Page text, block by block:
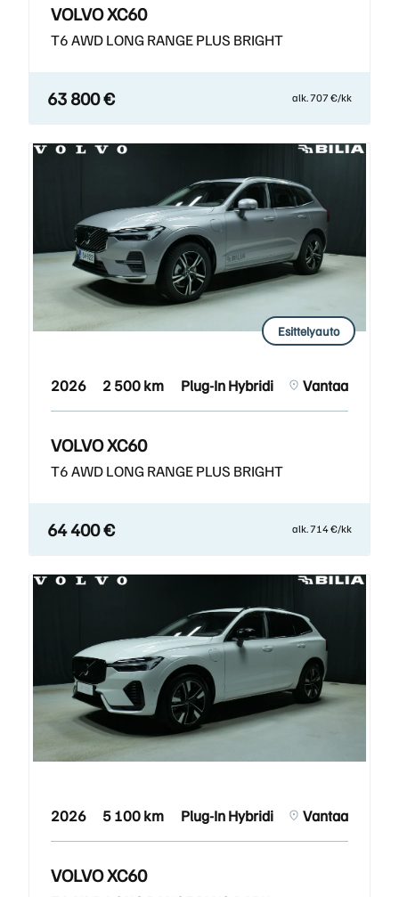
VOLVO XC60
T6 AWD LONG RANGE PLUS BRIGHT
63 800 € alk. 707 €/kk
Esittelyauto
2026 2 500 km Plug-In Hybridi Vantaa
VOLVO XC60
T6 AWD LONG RANGE PLUS BRIGHT
64 400 € alk. 714 €/kk
2026 5 100 km Plug-In Hybridi Vantaa
VOLVO XC60